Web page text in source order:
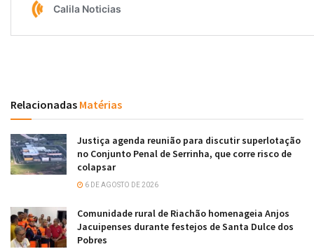
Relacionadas Matérias
Justiça agenda reunião para discutir superlotação
no Conjunto Penal de Serrinha, que corre risco de
colapsar
6 DE AGOSTO DE 2026
Comunidade rural de Riachão homenageia Anjos
Jacuipenses durante festejos de Santa Dulce dos
Pobres